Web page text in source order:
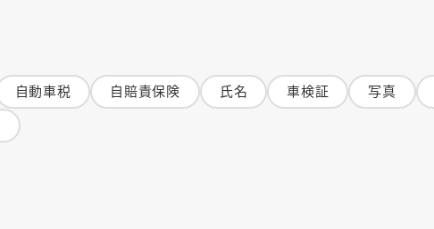
自動車税 自賠責保険 氏名 車検証 写真